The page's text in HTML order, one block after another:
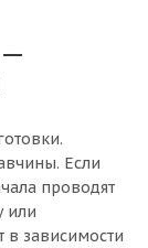
Если
проводят
или
в зависимости